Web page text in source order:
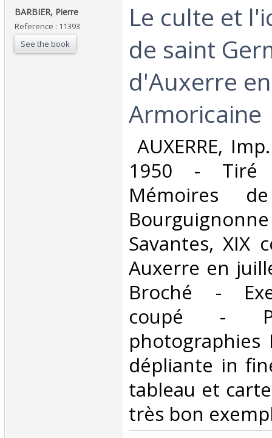
‎BARBIER, Pierre‎
Reference : 11393
See the book
‎Le culte et
de saint
d'Auxerre
Armoricaine‎
AUXERRE,
1950 -
Mémoires
Savantes, XIX
Auxerre en
Broché -
coupé -
photographies
dépliante in
tableau et
très bon